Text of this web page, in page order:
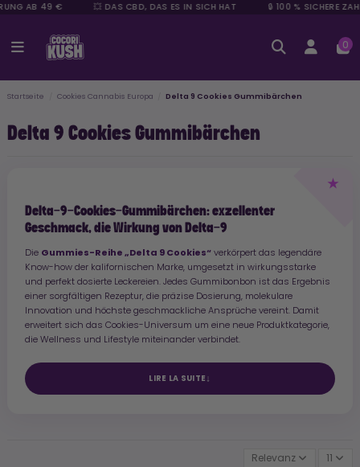
AB 49 € 💥 DAS CBD, DAS ES IN SICH HAT 🔒 100 % SICHERE
0
Startseite Cookies Cannabis Europa Delta 9 Cookies Gummibärchen
Delta 9 Cookies Gummibärchen
Delta-9-Cookies-Gummibärchen: exzellenter
Geschmack, die Wirkung von Delta-9
Die Gummies-Reihe „Delta 9 Cookies“ verkörpert das legendäre
Know-how der kalifornischen Marke, umgesetzt in wirkungsstarke
und perfekt dosierte Leckereien. Jedes Gummibonbon ist das Ergebnis
einer sorgfältigen Rezeptur, die präzise Dosierung, molekulare
Innovation und höchste geschmackliche Ansprüche vereint. Damit
erweitert sich das Cookies-Universum um eine neue Produktkategorie,
die Wellness und Lifestyle miteinander verbindet.
LIRE LA SUITE
Relevanz 11